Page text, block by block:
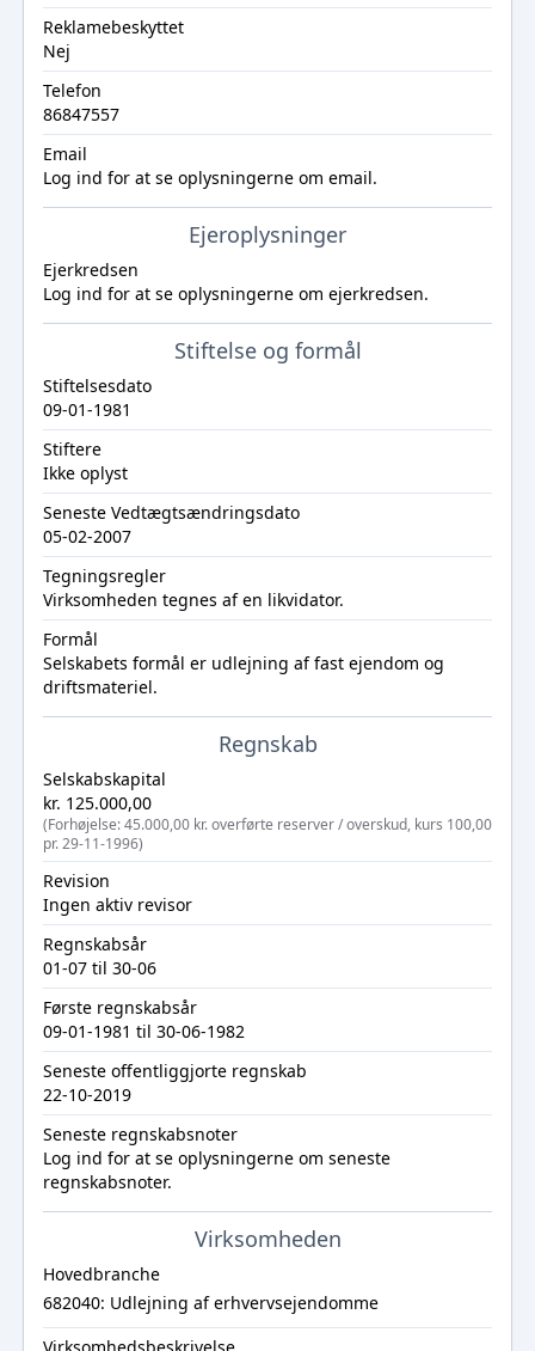
Reklamebeskyttet
Nej
Telefon
86847557
Email
Log ind for at se oplysningerne om email.
Ejeroplysninger
Ejerkredsen
Log ind for at se oplysningerne om ejerkredsen.
Stiftelse og formål
Stiftelsesdato
09-01-1981
Stiftere
Ikke oplyst
Seneste Vedtægtsændringsdato
05-02-2007
Tegningsregler
Virksomheden tegnes af en likvidator.
Formål
Selskabets formål er udlejning af fast ejendom og
driftsmateriel.
Regnskab
Selskabskapital
kr. 125.000,00
(Forhøjelse: 45.000,00 kr. overførte reserver / overskud, kurs 100,00
pr. 29-11-1996)
Revision
Ingen aktiv revisor
Regnskabsår
01-07 til 30-06
Første regnskabsår
09-01-1981 til 30-06-1982
Seneste offentliggjorte regnskab
22-10-2019
Seneste regnskabsnoter
Log ind for at se oplysningerne om seneste
regnskabsnoter.
Virksomheden
Hovedbranche
682040: Udlejning af erhvervsejendomme